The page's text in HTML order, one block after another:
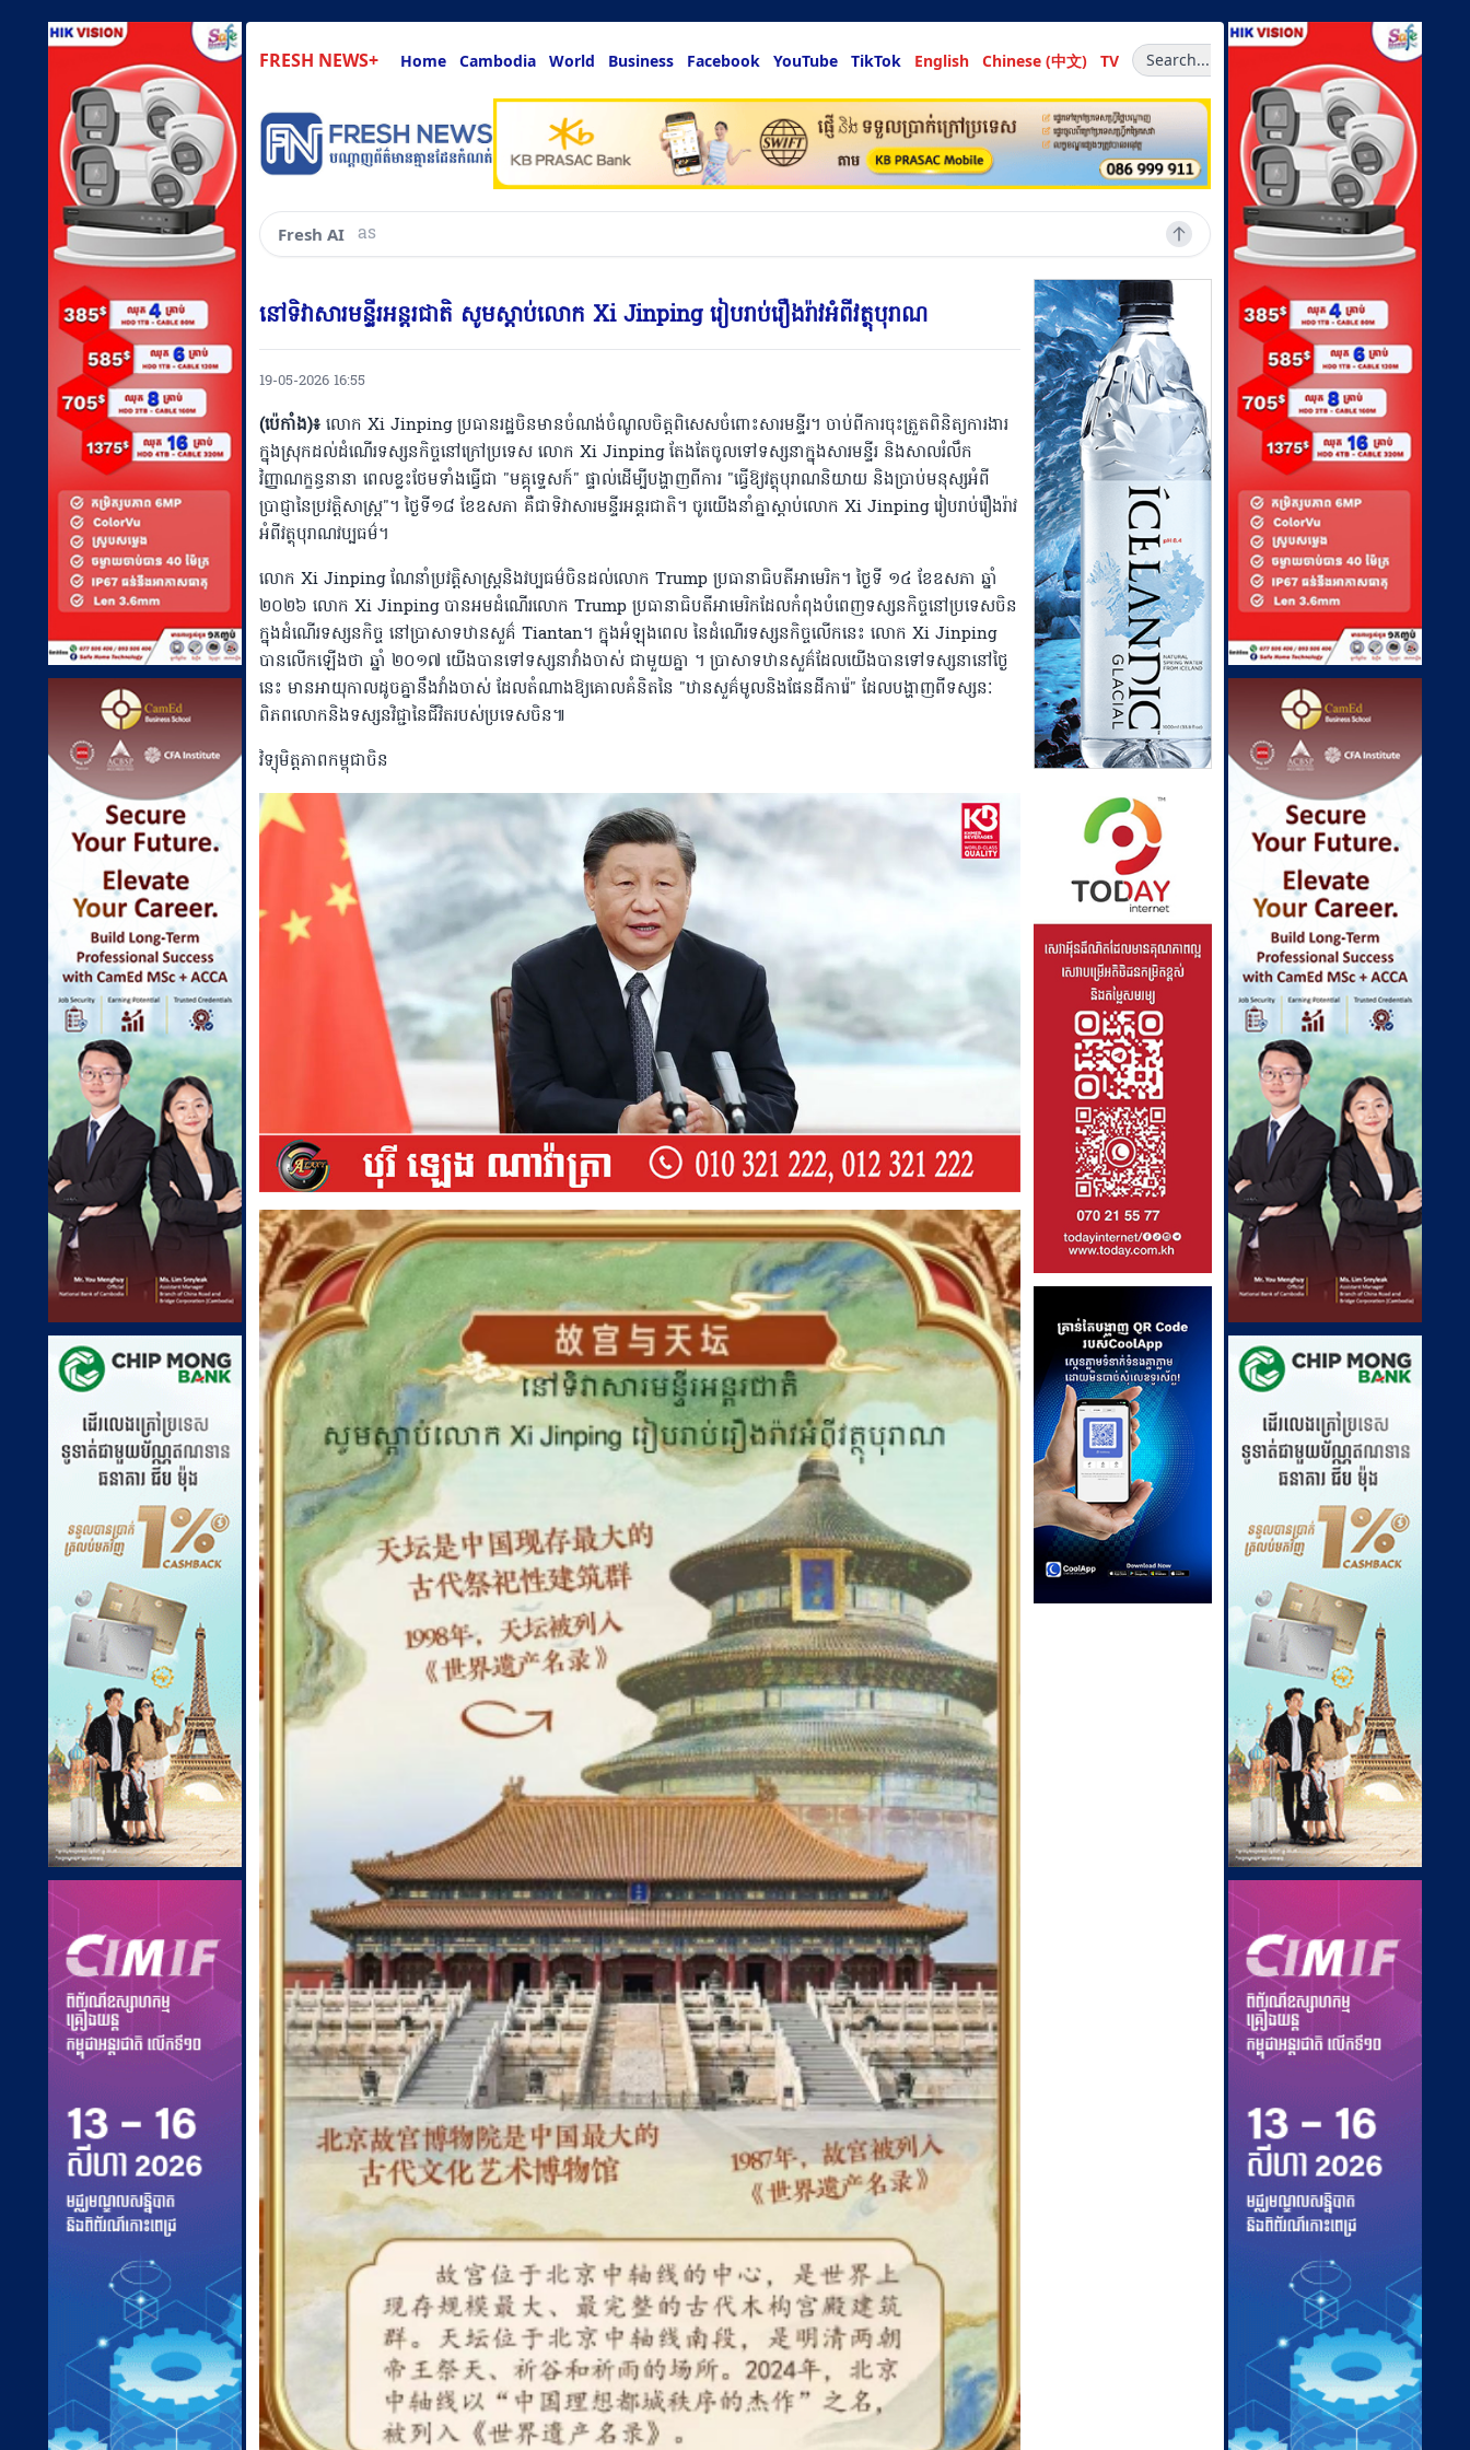
FRESH NEWS+ Home Cambodia World Business Facebook YouTube TikTok English Chinese (中文) TV Search...
Fresh AI ask about anything & m
នៅទិវាសារមន្ទីរអន្តរជាតិ សូមស្តាប់លោក Xi Jinping រៀបរាប់រឿងរ៉ាវអំពីវត្ថុបុរាណ
19-05-2026 16:55
(ប៉េកាំង)៖លោក​ Xi Jinping ប្រធានរដ្ឋចិន​មាន​ចំណង់ចំណូលចិត្ត​ពិសេស​ចំពោះ​សារមន្ទីរ។ ចាប់ពីការចុះត្រួតពិនិត្យការងារ
ក្នុងស្រុក​ដល់ដំណើរទស្សនកិច្ចនៅក្រៅប្រទេស លោក​ Xi Jinping តែងតែចូលទៅទស្សនាក្នុងសារមន្ទីរ ​និងសាលរំលឹក
វិញ្ញាណក្ខន្ធនានា ​ពេលខ្លះថែមទាំងធ្វើជា "មគ្គុទ្ទេសក៍" ផ្ទាល់ដើម្បីបង្ហាញពីការ "ធ្វើឱ្យវត្ថុបុរាណនិយាយ ​និងប្រាប់មនុស្សអំពី
ប្រាជ្ញានៃប្រវត្តិសាស្ត្រ"។ ថ្ងៃទី១៨ ខែឧសភា គឺជាទិវាសារមន្ទីរអន្តរជាតិ។ ចូរយើងនាំគ្នាស្តាប់លោក​ Xi Jinping រៀបរាប់រឿងរ៉ាវ
អំពីវត្ថុបុរាណវប្បធម៌។
លោក​ Xi Jinping ណែនាំប្រវត្តិសាស្ត្រ​និងវប្បធម៌ចិនដល់លោក Trump ប្រធានាធិបតីអាមេរិក។ ថ្ងៃទី ១៤ ខែឧសភា ឆ្នាំ
២០២៦ លោក Xi Jinping ​បានអមដំណើរលោក Trump​ ប្រធានាធិបតី​អាមេរិកដែល​កំពុងបំពេញទស្សនកិច្ចនៅប្រទេសចិន​
ក្នុងដំណើរទស្សនកិច្ច នៅប្រាសាទឋានសួគ៌ Tiantan។ ក្នុងអំឡុងពេល នៃដំណើរទស្សនកិច្ចលើកនេះ លោក Xi Jinping ​
បានលើកឡើងថា ​ឆ្នាំ ២០១៧ យើងបានទៅទស្សនាវាំងចាស់ ជាមួយគ្នា​ ។​ ប្រាសាទឋានសួគ៌​ដែលយើងបានទៅទស្សនានៅថ្ងៃ
នេះ មានអាយុកាល​ដូចគ្នានឹងវាំងចាស់ ដែលតំណាងឱ្យគោលគំនិតនៃ "ឋានសួគ៌មូល​និងផែនដីការ៉េ" ដែល​បង្ហាញពីទស្សនៈ
ពិភពលោក​និងទស្សនវិជ្ជានៃជីវិតរបស់ប្រទេសចិន៕
វិទ្យុមិត្តភាពកម្ពុជាចិន